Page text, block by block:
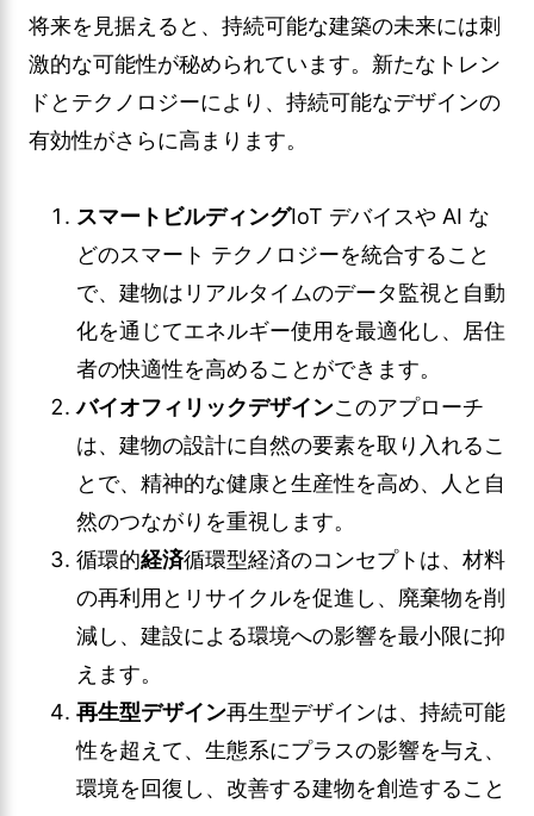
将来を見据えると、持続可能な建築の未来には刺
激的な可能性が秘められています。新たなトレン
ドとテクノロジーにより、持続可能なデザインの
有効性がさらに高まります。
スマートビルディングIoT デバイスや AI な
どのスマート テクノロジーを統合すること
で、建物はリアルタイムのデータ監視と自動
化を通じてエネルギー使用を最適化し、居住
者の快適性を高めることができます。
バイオフィリックデザインこのアプローチ
は、建物の設計に自然の要素を取り入れるこ
とで、精神的な健康と生産性を高め、人と自
然のつながりを重視します。
循環的経済循環型経済のコンセプトは、材料
の再利用とリサイクルを促進し、廃棄物を削
減し、建設による環境への影響を最小限に抑
えます。
再生型デザイン再生型デザインは、持続可能
性を超えて、生態系にプラスの影響を与え、
環境を回復し、改善する建物を創造すること